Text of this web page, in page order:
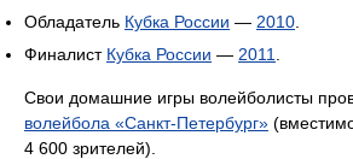
Обладатель Кубка России — 2010
Финалист Кубка России — 2011
Свои домашние игры волейболисты
волейбола «Санкт-Петербург»
4 600 зрителей).